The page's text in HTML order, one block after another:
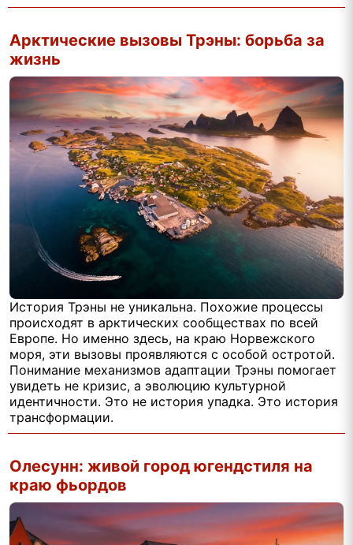
Арктические вызовы Трэны: борьба за
жизнь
История Трэны не уникальна. Похожие процессы
происходят в арктических сообществах по всей
Европе. Но именно здесь, на краю Норвежского
моря, эти вызовы проявляются с особой остротой.
Понимание механизмов адаптации Трэны помогает
увидеть не кризис, а эволюцию культурной
идентичности. Это не история упадка. Это история
трансформации.
Олесунн: живой город югендстиля на
краю фьордов